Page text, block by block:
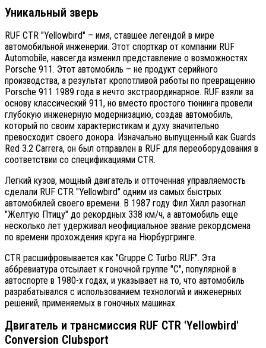
Уникальный зверь
RUF CTR "Yellowbird" – имя, ставшее легендой в мире
автомобильной инженерии. Этот спорткар от компании RUF
Automobile, навсегда изменил представление о возможностях
Porsche 911. Этот автомобиль – не продукт серийного
производства, а результат кропотливой работы по превращению
Porsche 911 1989 года в нечто экстраординарное. RUF взяли за
основу классический 911, но вместо простого тюнинга провели
глубокую инженерную модернизацию, создав автомобиль,
который по своим характеристикам и духу значительно
превосходит своего донора. Изначально выпущенный как Guards
Red 3.2 Carrera, он был отправлен в RUF для переоборудования в
соответствии со спецификациями CTR.
Легкий кузов, мощный двигатель и отточенная управляемость
сделали RUF CTR "Yellowbird" одним из самых быстрых
автомобилей своего времени. В 1987 году Фил Хилл разогнал
"Желтую Птицу" до рекордных 338 км/ч, а автомобиль еще
несколько лет удерживал неофициальное звание рекордсмена
по времени прохождения круга на Нюрбургринге.
CTR расшифровывается как "Gruppe C Turbo RUF". Эта
аббревиатура отсылает к гоночной группе "C", популярной в
автоспорте в 1980-х годах, и указывает на то, что автомобиль
разрабатывался с использованием технологий и инженерных
решений, применяемых в гоночных машинах.
Двигатель и трансмиссия RUF CTR 'Yellowbird'
Conversion Clubsport